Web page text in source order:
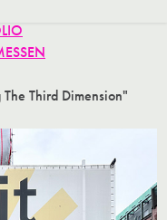
Third Dimension"